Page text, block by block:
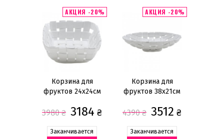
АКЦИЯ -20%
Корзина для
фруктов 24х24см
3980 ₴ 3184 ₴
Заканчивается
АКЦИЯ -20%
Корзина для
фруктов 38х21см
4390 ₴ 3512 ₴
Заканчивается